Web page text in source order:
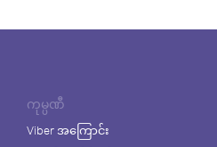
ကုမ္ပဏီ
Viber အကြောင်း